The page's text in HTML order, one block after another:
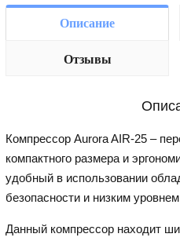
Описание
Отзывы
Компрессор Aurora AIR-25 –
компактного размера и
удобный в использовании
безопасности и низким
Данный компрессор находит